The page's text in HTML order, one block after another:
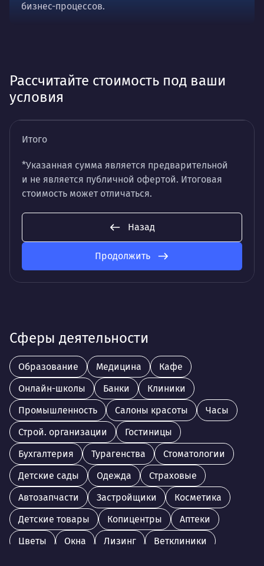
бизнес-процессов.
Рассчитайте стоимость под ваши
условия
Итого
*Указанная сумма является предварительной
и не является публичной офертой. Итоговая
стоимость может отличаться.
Назад
Продолжить
Сферы деятельности
Образование Медицина
Кафе
Онлайн-школы
Банки
Клиники
Промышленность
Салоны красоты
Часы
Строй. организации
Гостиницы
Бухгалтерия
Турагенства
Стоматологии
Детские сады
Одежда
Страховые
Автозапчасти
Застройщики
Косметика
Детские товары
Копицентры
Аптеки
Цветы
Окна Лизинг
Ветклиники